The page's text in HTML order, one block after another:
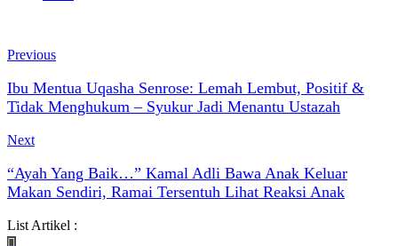
Previous
Ibu Mentua Uqasha Senrose: Lemah Lembut, Positif &
Tidak Menghukum – Syukur Jadi Menantu Ustazah
Next
“Ayah Yang Baik…” Kamal Adli Bawa Anak Keluar
Makan Sendiri, Ramai Tersentuh Lihat Reaksi Anak
List Artikel :